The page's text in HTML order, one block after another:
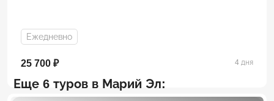
Ежедневно
25 700 ₽ 4 дня
Еще 6 туров в Марий Эл: